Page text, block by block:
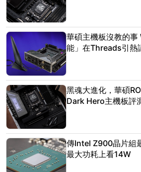
華碩主機板沒教的
能」在Threads引熱
黑魂大進化，華碩
Dark Hero主機板評
傳Intel Z900晶片組
最大功耗上看14W